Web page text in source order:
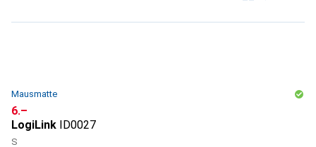
Mausmatte
CHF
6.–
LogiLink ID0027
S